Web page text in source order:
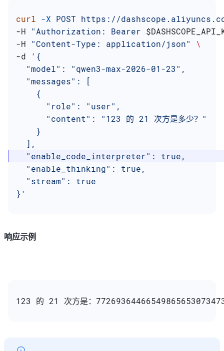
curl -X POST https://
-H "Authorization: Bearer
-H "Content-Type: application/json"
\
-d
'{
  "model": "qwen3-max-2026-01-23",
  "messages": [
    {
      "role": "user",
      "content": "123 的 21 次方是多少？"
    }
  ],
  "enable_code_interpreter": true,
  "enable_thinking": true,
  "stream": true
}'
响应示例
123 的 21 次方是：